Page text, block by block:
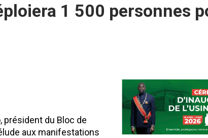
1 500 personnes
président du Bloc de
aux manifestations